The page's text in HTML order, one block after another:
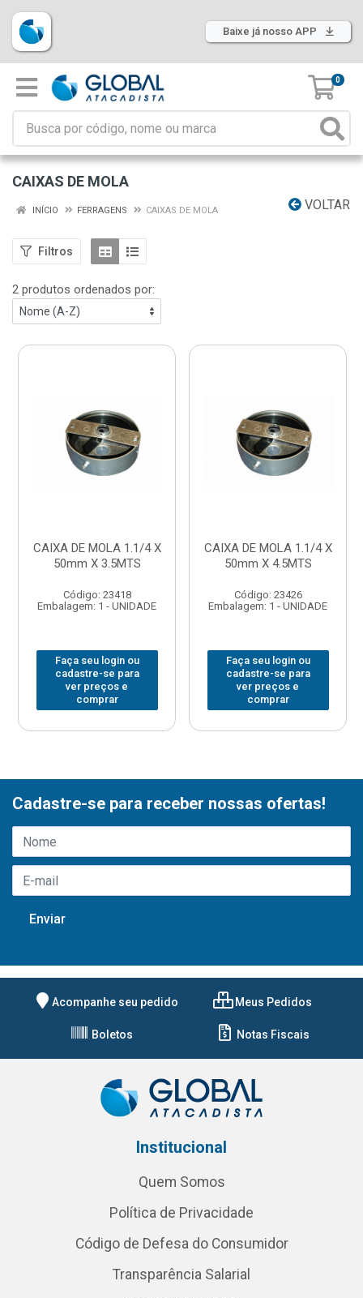
Baixe já nosso APP
0
CAIXAS DE MOLA
VOLTAR
INÍCIO FERRAGENS CAIXAS DE MOLA
Filtros
2 produtos ordenados por:
CAIXA DE MOLA 1.1/4 X
50mm X 3.5MTS
Código: 23418
Embalagem: 1 - UNIDADE
Faça seu login ou
cadastre-se para
ver preços e
comprar
CAIXA DE MOLA 1.1/4 X
50mm X 4.5MTS
Código: 23426
Embalagem: 1 - UNIDADE
Faça seu login ou
cadastre-se para
ver preços e
comprar
Cadastre-se para receber nossas ofertas!
Acompanhe seu pedido Meus Pedidos
Boletos Notas Fiscais
Institucional
Quem Somos
Política de Privacidade
Código de Defesa do Consumidor
Transparência Salarial